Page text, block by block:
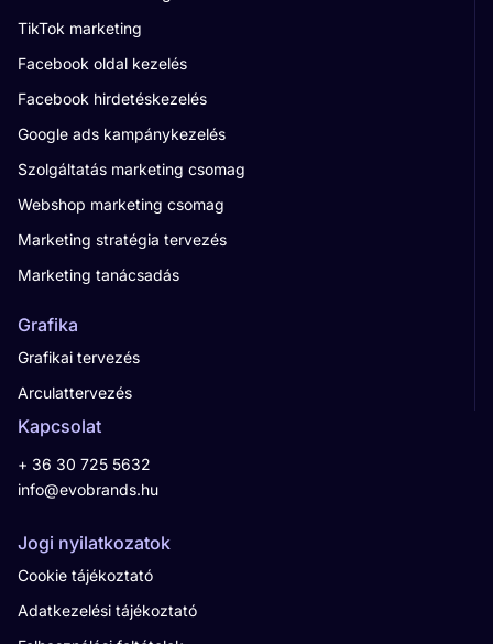
TikTok marketing
Facebook oldal kezelés
Facebook hirdetéskezelés
Google ads kampánykezelés
Szolgáltatás marketing csomag
Webshop marketing csomag
Marketing stratégia tervezés
Marketing tanácsadás
Grafika
Grafikai tervezés
Arculattervezés
Kapcsolat
+ 36 30 725 5632
info@evobrands.hu
Jogi nyilatkozatok
Cookie tájékoztató
Adatkezelési tájékoztató